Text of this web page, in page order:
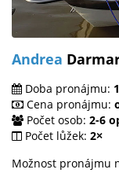
Andrea
Doba pronájmu:
Cena pronájmu:
Počet osob: 2-6
Počet lůžek: 2×
Možnost pronájmu